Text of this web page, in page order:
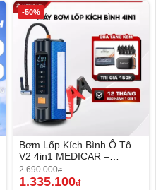
-50%
Bơm Lốp Kích Bình Ô Tô
V2 4in1 MEDICAR –
12.000mAh
2.690.000đ
1.335.100đ